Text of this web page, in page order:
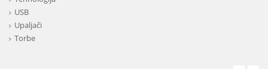
USB
Upaljači
Torbe